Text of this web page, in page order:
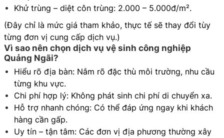
Khử trùng – diệt côn trùng: 2.000 – 5.000đ/m².
(Đây chỉ là mức giá tham khảo, thực tế sẽ thay đổi tùy
từng đơn vị cung cấp dịch vụ.)
Vì sao nên chọn dịch vụ vệ sinh công nghiệp
Quảng Ngãi?
Hiểu rõ địa bàn: Nắm rõ đặc thù môi trường, nhu cầu
từng khu vực.
Chi phí hợp lý: Không phát sinh chi phí di chuyển xa.
Hỗ trợ nhanh chóng: Có thể đáp ứng ngay khi khách
hàng cần gấp.
Uy tín – tận tâm: Các đơn vị địa phương thường xây